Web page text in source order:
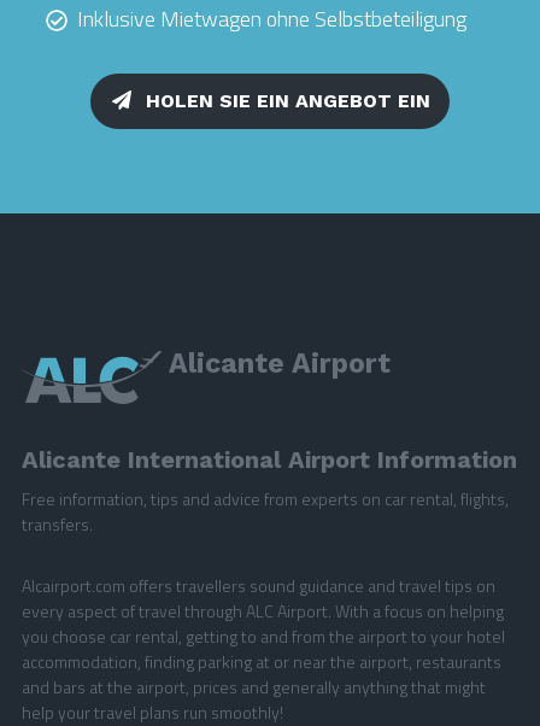
Inklusive Mietwagen ohne Selbstbeteiligung
HOLEN SIE EIN ANGEBOT EIN
Alicante Airport
Alicante International Airport Information
Free information, tips and advice from experts on car rental, flights,
transfers.
Alcairport.com offers travellers sound guidance and travel tips on
every aspect of travel through ALC Airport. With a focus on helping
you choose car rental, getting to and from the airport to your hotel
accommodation, finding parking at or near the airport, restaurants
and bars at the airport, prices and generally anything that might
help your travel plans run smoothly!